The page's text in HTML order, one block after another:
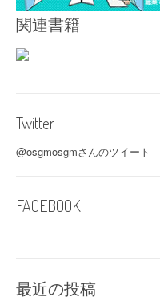
関連書籍
Twitter
@osgmosgmさんのツイート
FACEBOOK
最近の投稿